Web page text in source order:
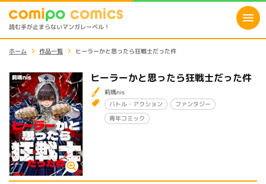
読む手が止まらないマンガレーベル！
ホーム 作品一覧 ヒーラーかと思ったら狂戦士だった件
ヒーラーかと思ったら狂戦士だった件
莉瑪nis
バトル・アクション
ファンタジー
青年コミック